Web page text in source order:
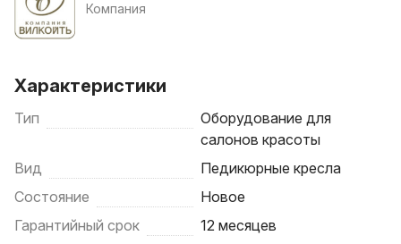
Компания
Характеристики
Тип
Оборудование для
салонов красоты
Вид
Педикюрные кресла
Состояние
Новое
Гарантийный срок
12 месяцев